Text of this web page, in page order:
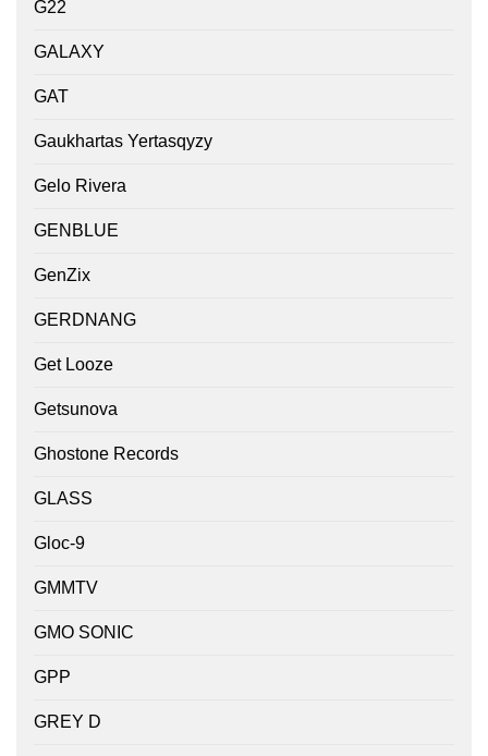
G22
GALAXY
GAT
Gaukhartas Yertasqyzy
Gelo Rivera
GENBLUE
GenZix
GERDNANG
Get Looze
Getsunova
Ghostone Records
GLASS
Gloc-9
GMMTV
GMO SONIC
GPP
GREY D